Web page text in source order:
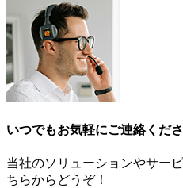
いつでもお気軽にご連絡くださ
当社のソリューションやサー
ちらからどうぞ！